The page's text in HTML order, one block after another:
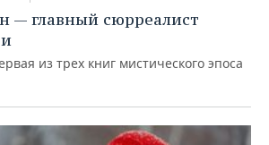
— главный сюрреалист
из трех книг мистического эпоса